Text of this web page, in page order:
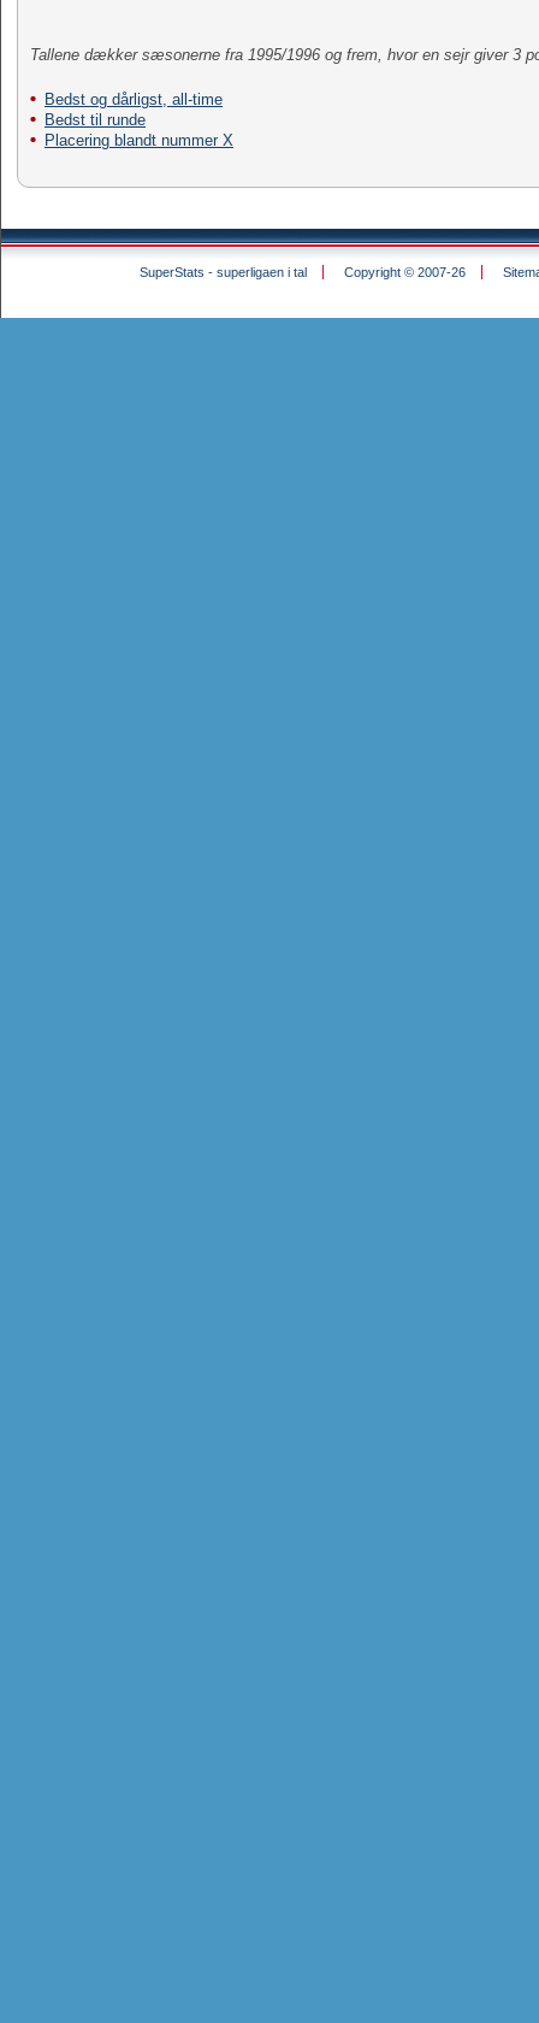
Tallene dækker sæsonerne fra 1995/1996 og frem, hvor en sejr giver 3
Bedst og dårligst, all-time
Bedst til runde
Placering blandt nummer X
SuperStats - superligaen i tal Copyright © 2007-26